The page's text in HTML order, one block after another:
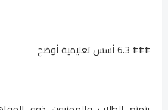
### 6.3 أسس تعليمية أوضح